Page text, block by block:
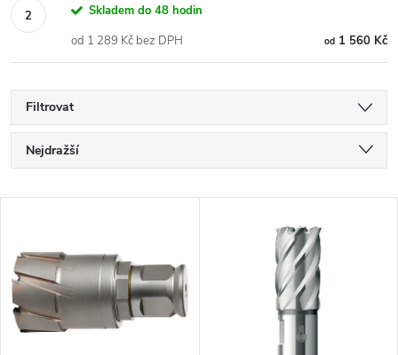
Skladem do 48 hodin
od1 560 Kč
od 1 289 Kč bez DPH
Filtrovat
Ř
a
z
e
n
Nejdražší
Abecedně
ý
p